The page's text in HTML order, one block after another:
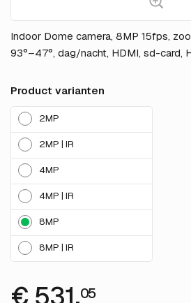
Indoor Dome camera, 8MP 15fps,
93°–47°, dag/nacht, HDMI, sd-card,
Product varianten
2MP
2MP | IR
4MP
4MP | IR
8MP
8MP | IR
05